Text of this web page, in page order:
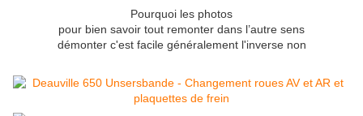
Pourquoi les photos
pour bien savoir tout remonter dans l’autre sens
démonter c'est facile généralement l'inverse non